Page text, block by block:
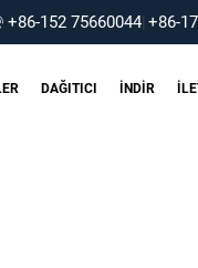
+86-152 75660044 +86-
DAĞITICI İNDIR